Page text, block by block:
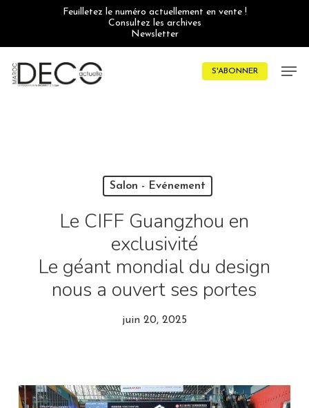
Feuilletez le numéro actuellement en vente !
Consultez les archives
Newsletter
S'ABONNER
Salon - Evénement
Le CIFF Guangzhou en
exclusivité
Le géant mondial du design
nous a ouvert ses portes
juin 20, 2025